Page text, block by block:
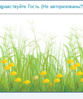
Гость (Не авторизованы?